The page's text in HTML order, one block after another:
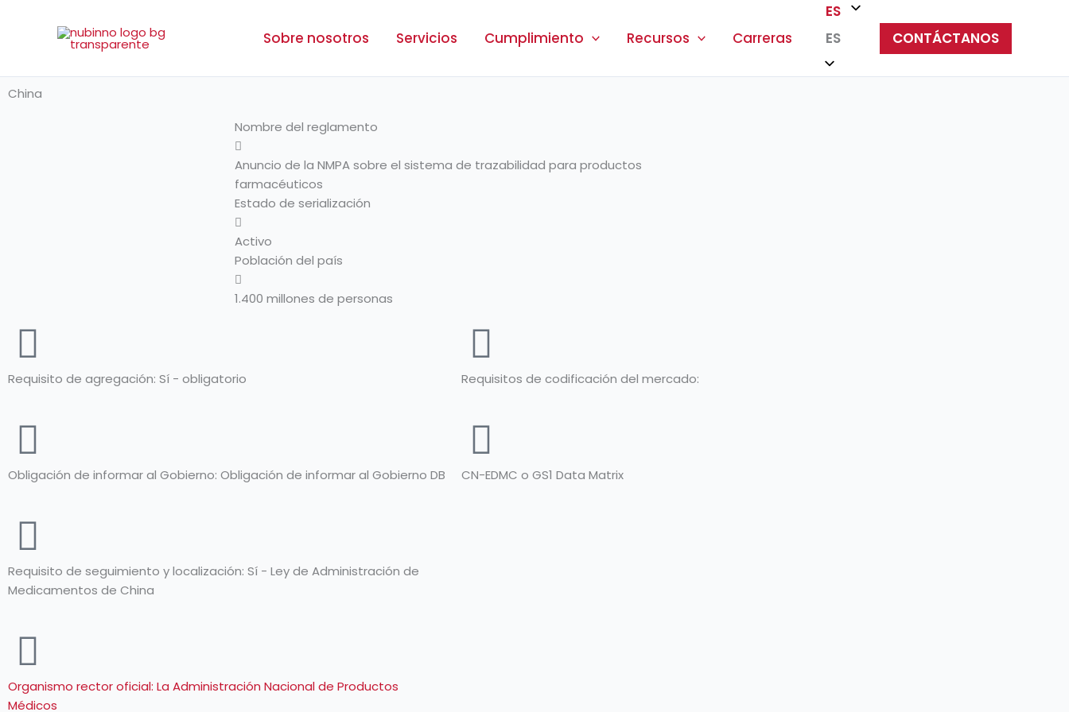
Sobre nosotros Servicios Cumplimiento Recursos Carreras
ES
ES
CONTÁCTANOS
China
Nombre del reglamento
Anuncio de la NMPA sobre el sistema de trazabilidad para productos
farmacéuticos
Estado de serialización
Activo
Población del país
1.400 millones de personas
Requisito de agregación: Sí - obligatorio
Obligación de informar al Gobierno: Obligación de informar al Gobierno DB
Requisito de seguimiento y localización: Sí - Ley de Administración de
Medicamentos de China
Organismo rector oficial: La Administración Nacional de Productos
Médicos
Requisitos de codificación del mercado:
CN-EDMC o GS1 Data Matrix